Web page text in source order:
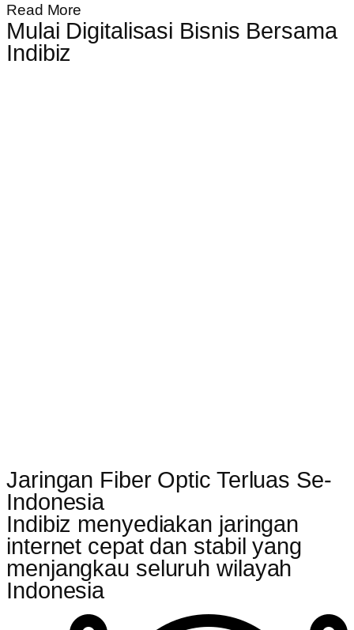
Read More
Mulai Digitalisasi Bisnis Bersama
Indibiz
Jaringan Fiber Optic Terluas Se-
Indonesia
Indibiz menyediakan jaringan
internet cepat dan stabil yang
menjangkau seluruh wilayah
Indonesia